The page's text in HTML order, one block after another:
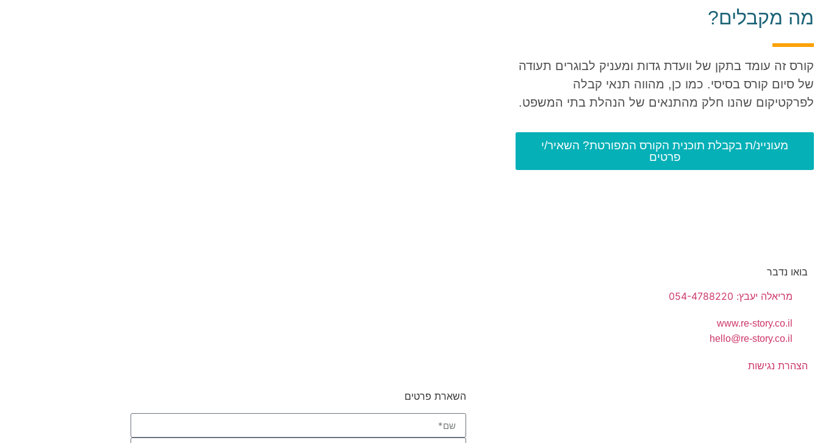
מה מקבלים?
קורס זה עומד בתקן של וועדת גדות ומעניק לבוגרים תעודה
של סיום קורס בסיסי. כמו כן, מהווה תנאי קבלה
לפרקטיקום שהנו חלק מהתנאים של הנהלת בתי המשפט.
מעוניינ/ת בקבלת תוכנית הקורס המפורטת? השאיר/י
פרטים
בואו נדבר
מריאלה יעבץ: 054-4788220
www.re-story.co.il
hello@re-story.co.il
הצהרת נגישות
השארת פרטים